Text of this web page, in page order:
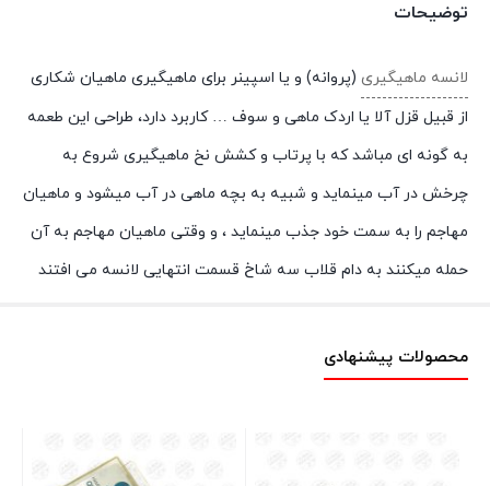
توضیحات
لانسه ماهیگیری (پروانه) و یا اسپینر برای ماهیگیری ماهیان شکاری
از قبیل قزل آلا یا اردک ماهی و سوف … کاربرد دارد، طراحی این طعمه
به گونه ای مباشد که با پرتاب و کشش نخ ماهیگیری شروع به
چرخش در آب مینماید و شبیه به بچه ماهی در آب میشود و ماهیان
مهاجم را به سمت خود جذب مینماید ، و وقتی ماهیان مهاجم به آن
حمله میکنند به دام قلاب سه شاخ قسمت انتهایی لانسه می افتند
محصولات پیشنهادی